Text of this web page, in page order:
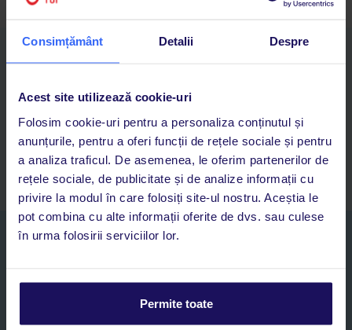
Consimțământ Detalii Despre
Acest site utilizează cookie-uri
Folosim cookie-uri pentru a personaliza conținutul și
anunțurile, pentru a oferi funcții de rețele sociale și pentru
a analiza traficul. De asemenea, le oferim partenerilor de
rețele sociale, de publicitate și de analize informații cu
privire la modul în care folosiți site-ul nostru. Aceștia le
pot combina cu alte informații oferite de dvs. sau culese
în urma folosirii serviciilor lor.
Permite toate
Adaugi la favorite vacanțele care îți plac și revii oricând la ele
singură aplicație
Asistență 24/7 prin chat, pe toată durata vacanței
Abonați-vă la newsletter